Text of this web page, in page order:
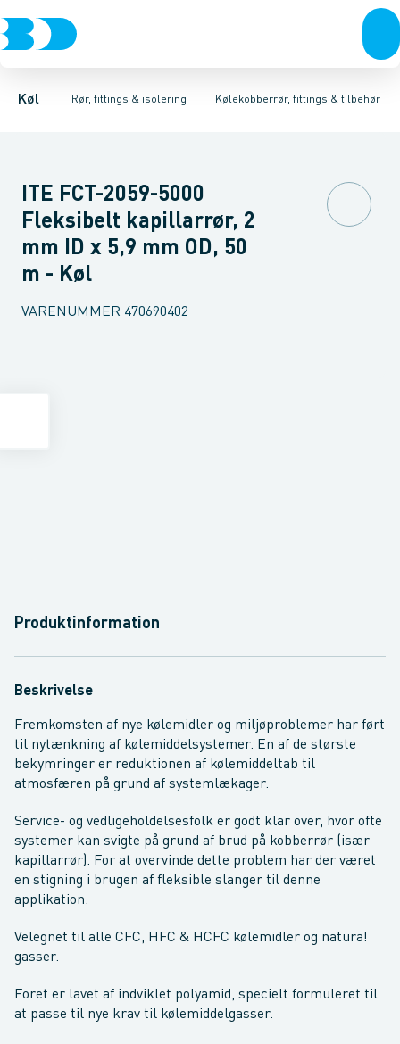
Køl Rør, fittings & isolering
KompressorerKondenseringsaggregaterFordampere
Kølekobberrør, fittings & tilbehør
Kølekobberrør, fittings & tilbehørCOOL-FIT 2.0 0°C til +60°C
Isoleret kølekobberrørKølekobberrørKobberpakninger &
ITE FCT-2059-5000
Fleksibelt kapillarrør, 2
mm ID x 5,9 mm OD, 50
m - Køl
VARENUMMER 470690402
Produktinformation
Beskrivelse
Fremkomsten af ​​nye kølemidler og miljøproblemer har ført
til nytænkning af kølemiddelsystemer. En af de største
bekymringer er reduktionen af ​​kølemiddeltab til
atmosfæren på grund af systemlækager.
Service- og vedligeholdelsesfolk er godt klar over, hvor ofte
systemer kan svigte på grund af brud på kobberrør (især
kapillarrør). For at overvinde dette problem har der været
en stigning i brugen af ​​fleksible slanger til denne
applikation.
Velegnet til alle CFC, HFC & HCFC kølemidler og natura!
gasser.
Foret er lavet af indviklet polyamid, specielt formuleret til
at passe til nye krav til kølemiddelgasser.